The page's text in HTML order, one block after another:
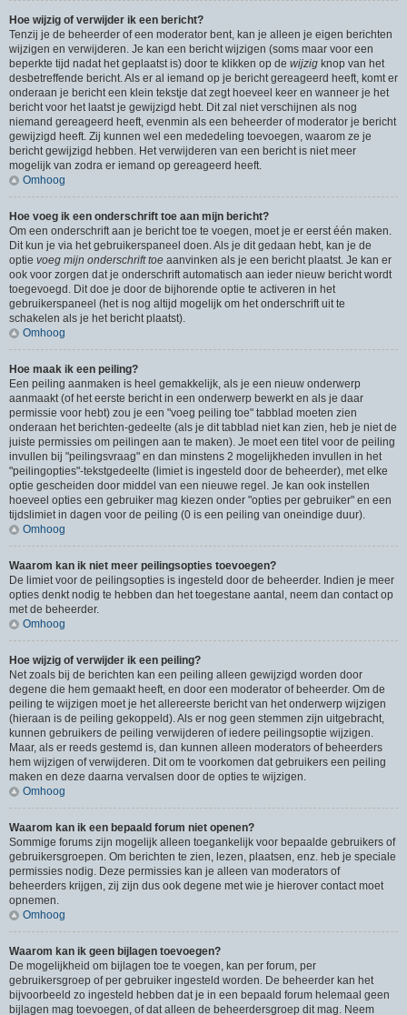
Hoe wijzig of verwijder ik een bericht?
Tenzij je de beheerder of een moderator bent, kan je alleen je eigen berichten
wijzigen en verwijderen. Je kan een bericht wijzigen (soms maar voor een
beperkte tijd nadat het geplaatst is) door te klikken op de wijzig knop van het
desbetreffende bericht. Als er al iemand op je bericht gereageerd heeft, komt er
onderaan je bericht een klein tekstje dat zegt hoeveel keer en wanneer je het
bericht voor het laatst je gewijzigd hebt. Dit zal niet verschijnen als nog
niemand gereageerd heeft, evenmin als een beheerder of moderator je bericht
gewijzigd heeft. Zij kunnen wel een mededeling toevoegen, waarom ze je
bericht gewijzigd hebben. Het verwijderen van een bericht is niet meer
mogelijk van zodra er iemand op gereageerd heeft.
Omhoog
Hoe voeg ik een onderschrift toe aan mijn bericht?
Om een onderschrift aan je bericht toe te voegen, moet je er eerst één maken.
Dit kun je via het gebruikerspaneel doen. Als je dit gedaan hebt, kan je de
optie voeg mijn onderschrift toe aanvinken als je een bericht plaatst. Je kan er
ook voor zorgen dat je onderschrift automatisch aan ieder nieuw bericht wordt
toegevoegd. Dit doe je door de bijhorende optie te activeren in het
gebruikerspaneel (het is nog altijd mogelijk om het onderschrift uit te
schakelen als je het bericht plaatst).
Omhoog
Hoe maak ik een peiling?
Een peiling aanmaken is heel gemakkelijk, als je een nieuw onderwerp
aanmaakt (of het eerste bericht in een onderwerp bewerkt en als je daar
permissie voor hebt) zou je een "voeg peiling toe" tabblad moeten zien
onderaan het berichten-gedeelte (als je dit tabblad niet kan zien, heb je niet de
juiste permissies om peilingen aan te maken). Je moet een titel voor de peiling
invullen bij "peilingsvraag" en dan minstens 2 mogelijkheden invullen in het
"peilingopties"-tekstgedeelte (limiet is ingesteld door de beheerder), met elke
optie gescheiden door middel van een nieuwe regel. Je kan ook instellen
hoeveel opties een gebruiker mag kiezen onder "opties per gebruiker" en een
tijdslimiet in dagen voor de peiling (0 is een peiling van oneindige duur).
Omhoog
Waarom kan ik niet meer peilingsopties toevoegen?
De limiet voor de peilingsopties is ingesteld door de beheerder. Indien je meer
opties denkt nodig te hebben dan het toegestane aantal, neem dan contact op
met de beheerder.
Omhoog
Hoe wijzig of verwijder ik een peiling?
Net zoals bij de berichten kan een peiling alleen gewijzigd worden door
degene die hem gemaakt heeft, en door een moderator of beheerder. Om de
peiling te wijzigen moet je het allereerste bericht van het onderwerp wijzigen
(hieraan is de peiling gekoppeld). Als er nog geen stemmen zijn uitgebracht,
kunnen gebruikers de peiling verwijderen of iedere peilingsoptie wijzigen.
Maar, als er reeds gestemd is, dan kunnen alleen moderators of beheerders
hem wijzigen of verwijderen. Dit om te voorkomen dat gebruikers een peiling
maken en deze daarna vervalsen door de opties te wijzigen.
Omhoog
Waarom kan ik een bepaald forum niet openen?
Sommige forums zijn mogelijk alleen toegankelijk voor bepaalde gebruikers of
gebruikersgroepen. Om berichten te zien, lezen, plaatsen, enz. heb je speciale
permissies nodig. Deze permissies kan je alleen van moderators of
beheerders krijgen, zij zijn dus ook degene met wie je hierover contact moet
opnemen.
Omhoog
Waarom kan ik geen bijlagen toevoegen?
De mogelijkheid om bijlagen toe te voegen, kan per forum, per
gebruikersgroep of per gebruiker ingesteld worden. De beheerder kan het
bijvoorbeeld zo ingesteld hebben dat je in een bepaald forum helemaal geen
bijlagen mag toevoegen, of dat alleen de beheerdersgroep dit mag. Neem